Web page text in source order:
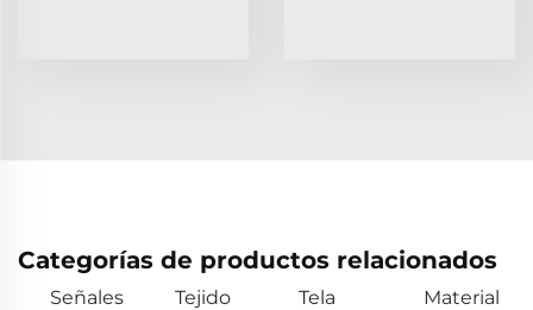
Categorías de productos relacionados
Señales
Tejido
Tela
Material